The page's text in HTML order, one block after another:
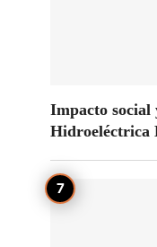
Impacto social
Hidroeléctrica